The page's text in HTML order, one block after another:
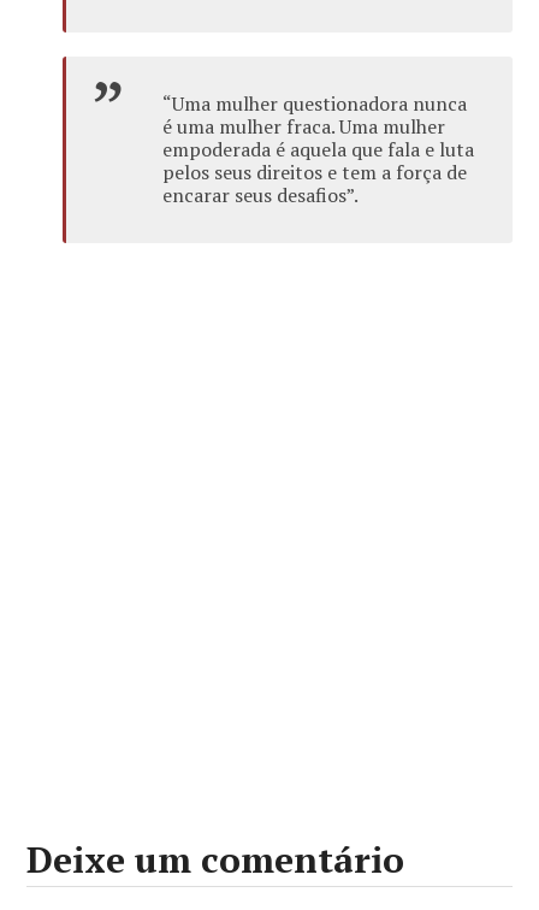
“Uma mulher questionadora nunca
é uma mulher fraca. Uma mulher
empoderada é aquela que fala e luta
pelos seus direitos e tem a força de
encarar seus desafios”.
Deixe um comentário